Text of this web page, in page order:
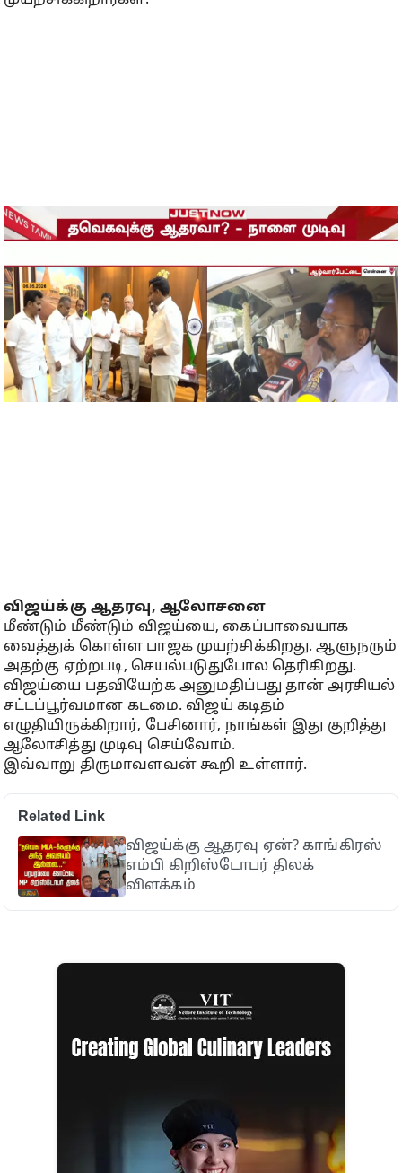
விஜய்க்கு ஆதரவு, ஆலோசனை
மீண்டும் மீண்டும் விஜய்யை, கைப்பாவையாக
வைத்துக் கொள்ள பாஜக முயற்சிக்கிறது. ஆளுநரும்
அதற்கு ஏற்றபடி, செயல்படுதுபோல தெரிகிறது.
விஜய்யை பதவியேற்க அனுமதிப்பது தான் அரசியல்
சட்டப்பூர்வமான கடமை. விஜய் கடிதம்
எழுதியிருக்கிறார், பேசினார், நாங்கள் இது குறித்து
ஆலோசித்து முடிவு செய்வோம்.
இவ்வாறு திருமாவளவன் கூறி உள்ளார்.
Related Link
விஜய்க்கு ஆதரவு ஏன்? காங்கிரஸ்
எம்பி கிறிஸ்டோபர் திலக்
விளக்கம்